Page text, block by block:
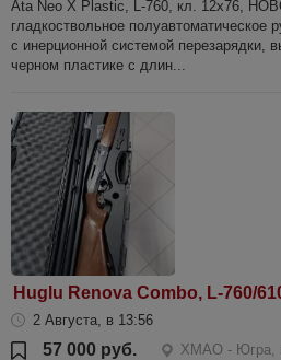
Ata Neo X Plastic, L-760, кл. 12х76,
гладкоствольное полуавтоматическое
с инерционной системой перезарядки,
черном пластике с длин...
Huglu Renova Combo, L-760/
2 Августа, в 13:56
57 000 руб.
ХМАО - Югра,